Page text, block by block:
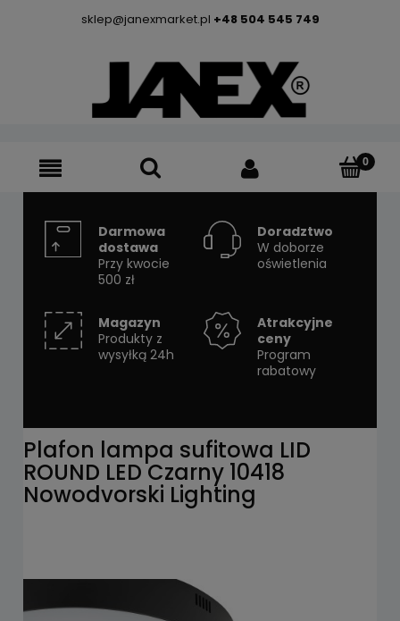
sklep@janexmarket.pl +48 504 545 749
Darmowa
dostawa
Przy kwocie
500 zł
Doradztwo
W doborze
oświetlenia
Magazyn
Produkty z
wysyłką 24h
Atrakcyjne
ceny
Program
rabatowy
Plafon lampa sufitowa LID
ROUND LED Czarny 10418
Nowodvorski Lighting